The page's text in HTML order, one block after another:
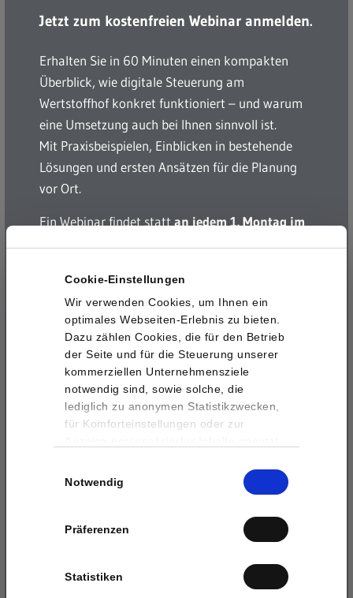
Cookie-Einstellungen
Wir verwenden Cookies, um Ihnen ein
optimales Webseiten-Erlebnis zu bieten.
Dazu zählen Cookies, die für den Betrieb
der Seite und für die Steuerung unserer
kommerziellen Unternehmensziele
notwendig sind, sowie solche, die
lediglich zu anonymen Statistikzwecken,
für Komforteinstellungen oder zur
welche Kategorien Sie zulassen
möchten. Bitte beachten Sie, dass auf
mehr alle Funktionalitäten der Seite zur
Verfügung stehen. Weitere Informationen
Datenschutzhinweisen
Notwendig
Präferenzen
Statistiken
für Bürger:innen
Intuitive Terminbuchung und automatische
Bestätigung per MAEX App
Verbesserte Sortenreinheit und optimierte
Wertstofftrennung
Optimierung des Betriebs
Dynamische Zeitslots und digitale Verwaltung von
Standorten
Jetzt zum kostenfreien Webinar anmelden.
Erhalten Sie in 60 Minuten einen kompakten
Überblick, wie digitale Steuerung am
Wertstoffhof konkret funktioniert – und warum
eine Umsetzung auch bei Ihnen sinnvoll ist.
Mit Praxisbeispielen, Einblicken in bestehende
Lösungen und ersten Ansätzen für die Planung
vor Ort.
Ein Webinar findet statt an jedem 1. Montag im
Bitte wählen Sie einen oder mehrere der
folgenden Termine. Wir laden Sie anschließend
zum Webinar Ihrer Wahl ein.
Termine
Hinweis für Desktop-Nutzer:innen: Bei
Tastendruck [Strg] bzw. [cmd] können mehrere
Termine gleichzeitig ausgewählt werden.